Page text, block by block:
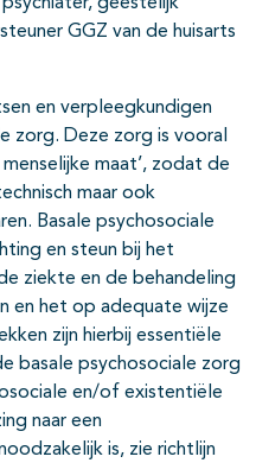
GGZ van de huisarts
en verpleegkundigen
zorg. Deze zorg is vooral
maat’, zodat de
maar ook
Basale psychosociale
en steun bij het
ziekte en de behandeling
en het op adequate wijze
zijn hierbij essentiële
basale psychosociale zorg
en/of existentiële
naar een
is, zie richtlijn